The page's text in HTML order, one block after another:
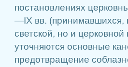
постановлениях
—IX вв. (принимавшихся,
светской, но и
уточняются основные
предотвращение